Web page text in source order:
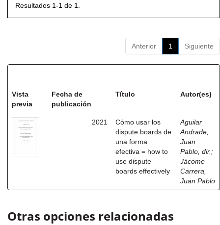
Resultados 1-1 de 1.
Anterior 1 Siguiente
Vista
previa
Fecha de
publicación
Título Autor(es)
2021
Cómo usar los
dispute boards de
una forma
efectiva = how to
use dispute
boards effectively
Aguilar
Andrade,
Juan
Pablo, dir. ;
Jácome
Carrera,
Juan Pablo
Otras opciones relacionadas